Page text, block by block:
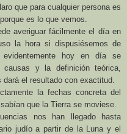
que para cualquier persona es
es lo que vemos.
averiguar fácilmente el día en
la hora si dispusiésemos de
evidentemente hoy en día se
y la definición teórica,
el resultado con exactitud.
la fechas concreta del
que la Tierra se moviese.
nos han llegado hasta
judío a partir de la Luna y el